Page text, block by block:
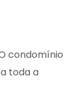
condomínio
toda a